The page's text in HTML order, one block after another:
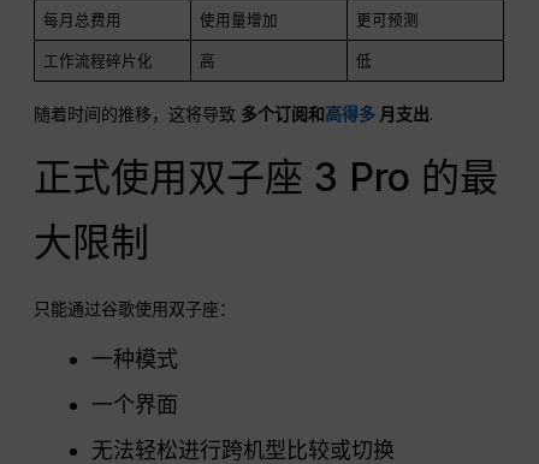
每月总费用 使用量增加 更可预测
工作流程碎片化 高 低
随着时间的推移，这将导致 多个订阅和高得多 月支出.
正式使用双子座 3 Pro 的最
大限制
只能通过谷歌使用双子座：
一种模式
一个界面
无法轻松进行跨机型比较或切换